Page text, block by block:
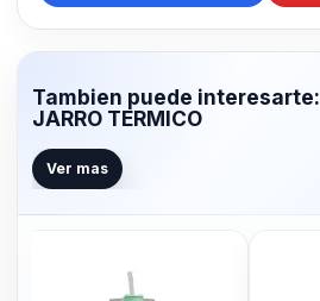
Tambien puede interesarte:
JARRO TERMICO
Ver mas